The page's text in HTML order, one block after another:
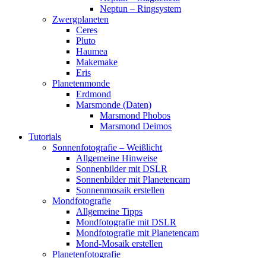
Neptun – Ringsystem
Zwergplaneten
Ceres
Pluto
Haumea
Makemake
Eris
Planetenmonde
Erdmond
Marsmonde (Daten)
Marsmond Phobos
Marsmond Deimos
Tutorials
Sonnenfotografie – Weißlicht
Allgemeine Hinweise
Sonnenbilder mit DSLR
Sonnenbilder mit Planetencam
Sonnenmosaik erstellen
Mondfotografie
Allgemeine Tipps
Mondfotografie mit DSLR
Mondfotografie mit Planetencam
Mond-Mosaik erstellen
Planetenfotografie